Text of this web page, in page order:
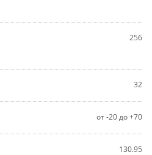
256
32
от -20 до +70
130.95